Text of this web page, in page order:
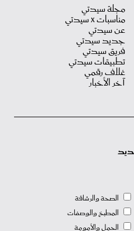
مجلة سيدتي
مناسبات X سيدتي
عن سيدتي
جديد سيدتي
فريق سيدتي
تطبيقات سيدتي
غلاف رقمي
آخر الأخبار
الصحة والرشاقة
المطبخ والوصفات
الحمل والأمومة